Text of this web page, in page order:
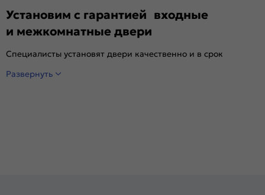
Установим с гарантией входные
и межкомнатные двери
Специалисты установят двери качественно и в срок
Развернуть